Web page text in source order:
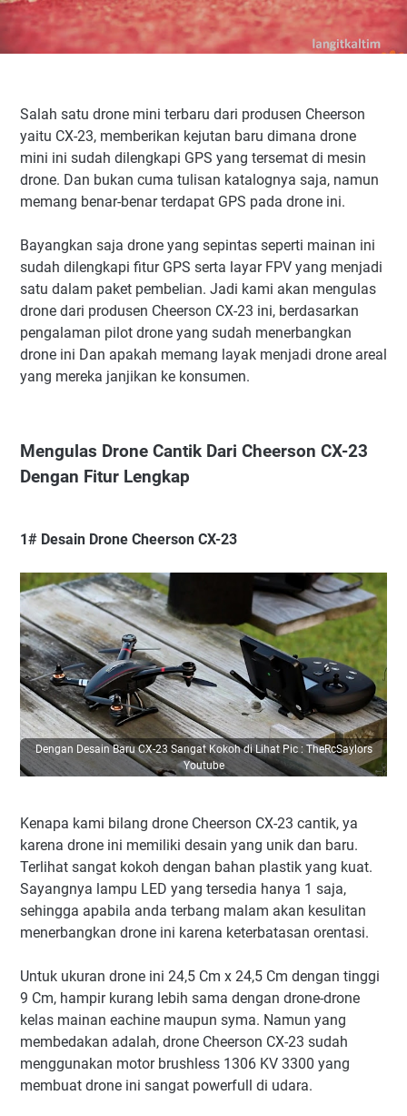
Salah satu drone mini terbaru dari produsen Cheerson
yaitu CX-23, memberikan kejutan baru dimana drone
mini ini sudah dilengkapi GPS yang tersemat di mesin
drone. Dan bukan cuma tulisan katalognya saja, namun
memang benar-benar terdapat GPS pada drone ini.
Bayangkan saja drone yang sepintas seperti mainan ini
sudah dilengkapi fitur GPS serta layar FPV yang menjadi
satu dalam paket pembelian. Jadi kami akan mengulas
drone dari produsen Cheerson CX-23 ini, berdasarkan
pengalaman pilot drone yang sudah menerbangkan
drone ini Dan apakah memang layak menjadi drone areal
yang mereka janjikan ke konsumen.
Mengulas Drone Cantik Dari Cheerson CX-23
Dengan Fitur Lengkap
1# Desain Drone Cheerson CX-23
Dengan Desain Baru CX-23 Sangat Kokoh di Lihat Pic : TheRcSaylors
Youtube
Kenapa kami bilang drone Cheerson CX-23 cantik, ya
karena drone ini memiliki desain yang unik dan baru.
Terlihat sangat kokoh dengan bahan plastik yang kuat.
Sayangnya lampu LED yang tersedia hanya 1 saja,
sehingga apabila anda terbang malam akan kesulitan
menerbangkan drone ini karena keterbatasan orentasi.
Untuk ukuran drone ini 24,5 Cm x 24,5 Cm dengan tinggi
9 Cm, hampir kurang lebih sama dengan drone-drone
kelas mainan eachine maupun syma. Namun yang
membedakan adalah, drone Cheerson CX-23 sudah
menggunakan motor brushless 1306 KV 3300 yang
membuat drone ini sangat powerfull di udara.